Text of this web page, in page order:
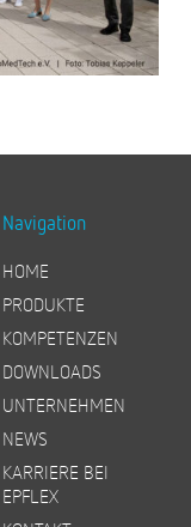
Navigation
HOME
PRODUKTE
KOMPETENZEN
DOWNLOADS
UNTERNEHMEN
NEWS
KARRIERE BEI
EPFLEX